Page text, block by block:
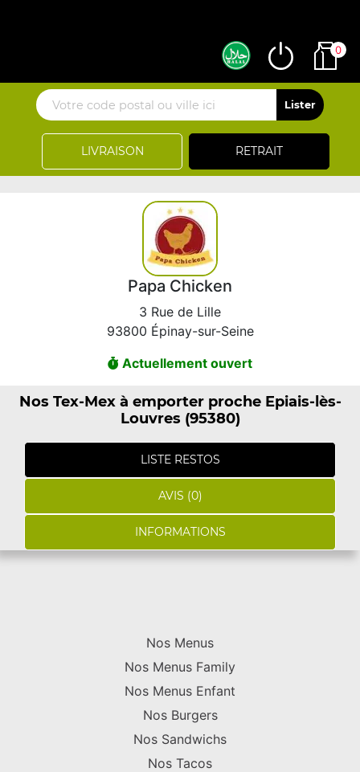
LIVRAISON RETRAIT
0
Papa Chicken
3 Rue de Lille
93800 Épinay-sur-Seine
Actuellement ouvert
Nos Tex-Mex à emporter proche Epiais-lès-
Louvres (95380)
LISTE RESTOS
AVIS (0)
INFORMATIONS
Nos Menus
Nos Menus Family
Nos Menus Enfant
Nos Burgers
Nos Sandwichs
Nos Tacos